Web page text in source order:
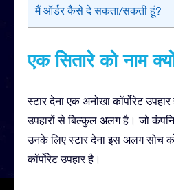
मैं ऑर्डर कैसे दे सकता/सकती हूं?
एक सितारे को नाम
स्टार देना एक अनोखा कॉर्पोरेट
उपहारों से बिल्कुल अलग है। जो
उनके लिए स्टार देना इस अलग सोच को
कॉर्पोरेट उपहार है।